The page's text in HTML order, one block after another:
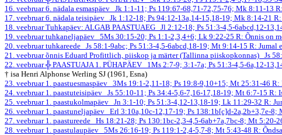
16. veebruar6. nädala esmaspäev Jk 1:1-11; Ps 119:67-68,71-72,75-76; Mk 8:11-13
17. veebruar6. nädala teisipäev Jk 1:12-18; Ps 94:12-13a,14-15,18-19; Mk 8:14-21
18. veebruarTuhkapäev: ALGAB PAASTUAEG Jl 2:12-18; Ps 51:3-4,5-6abcd,12-
19. veebruartuhkaneljapäev 5Ms 30:15-20; Ps 1:1-2,3,4+6; Lk 9:22-25 R: Õnnis on
20. veebruartuhkareede Js 58:1-9abc; Ps 51:3-4,5-6abcd,18-19; Mt 9:14-15 R: Jumal
21. veebruarõnnis Eduard Profittlich, piiskop ja märter (Tallinna piiskopkonnas) Js
22. veebruar╬ PAASTUAJA 1. PÜHAPÄEV 1Ms 2:7-9; 3:1-7a; Ps 51:3-4,5-6a,12-
† isa Henri Alphonse Werling SJ (1961, Esna)
23. veebruar 1. paastuesmaspäev 3Ms 19:1-2,11-18; Ps 19:8-9,10+15; Mt 25:31-46 R:
24. veebruar 1. paastuteisipäev Js 55:10-11; Ps 34:4-5,6-7,16-17,18-19; Mt 6:7-15 R:
25. veebruar 1. paastukolmapäev Jn 3:1-10; Ps 51:3-4,12-13,18-19; Lk 11:29-32 R:
26. veebruar 1. paastuneljapäev Erl 3:10a,10c-12,17-19; Ps 138:1b[c]d-2a,2b+3,7e-8;
27. veebruar 1. paastureede Hs 18:21-28; Ps 130:1bc-2,3-4,5-6ab+7a,7bc-8; Mt 5:20-
28. veebruar 1. paastulaupäev 5Ms 26:16-19; Ps 119:1-2,4-5,7-8; Mt 5:43-48 R: